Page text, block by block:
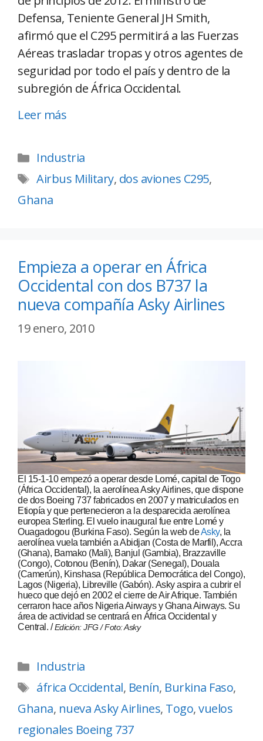
Defensa, Teniente General JH Smith,
afirmó que el C295 permitirá a las Fuerzas
Aéreas trasladar tropas y otros agentes de
seguridad por todo el país y dentro de la
subregión de África Occidental.
Leer más
Industria
Airbus Military, dos aviones C295,
Ghana
Empieza a operar en África
Occidental con dos B737 la
nueva compañía Asky Airlines
19 enero, 2010
El 15-1-10 empezó a operar desde Lomé, capital de Togo
(África Occidental), la aerolínea Asky Airlines, que dispone
de dos Boeing 737 fabricados en 2007 y matriculados en
Etiopía y que pertenecieron a la desparecida aerolínea
europea Sterling. El vuelo inaugural fue entre Lomé y
Ouagadogou (Burkina Faso). Según la web deAsky, la
aerolínea vuela también a Abidjan (Costa de Marfil), Accra
(Ghana), Bamako (Mali), Banjul (Gambia), Brazzaville
(Congo), Cotonou (Benín), Dakar (Senegal), Douala
(Camerún), Kinshasa (República Democrática del Congo),
Lagos (Nigeria), Libreville (Gabón). Asky aspira a cubrir el
hueco que dejó en 2002 el cierre de Air Afrique. También
cerraron hace años Nigeria Airways y Ghana Airways. Su
área de actividad se centrará en África Occidental y
Central. /Edición: JFG / Foto: Asky
Industria
áfrica Occidental, Benín, Burkina Faso,
Ghana, nueva Asky Airlines, Togo,vuelos
regionales Boeing 737